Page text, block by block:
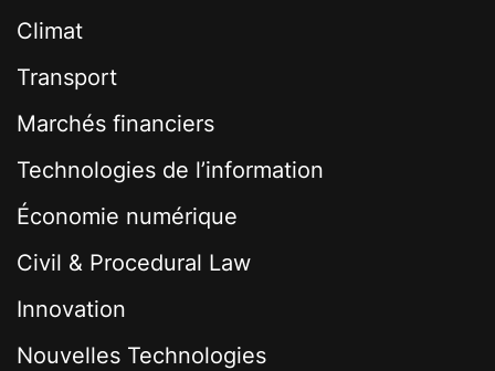
Climat
Transport
Marchés financiers
Technologies de l’information
Économie numérique
Civil & Procedural Law
Innovation
Nouvelles Technologies